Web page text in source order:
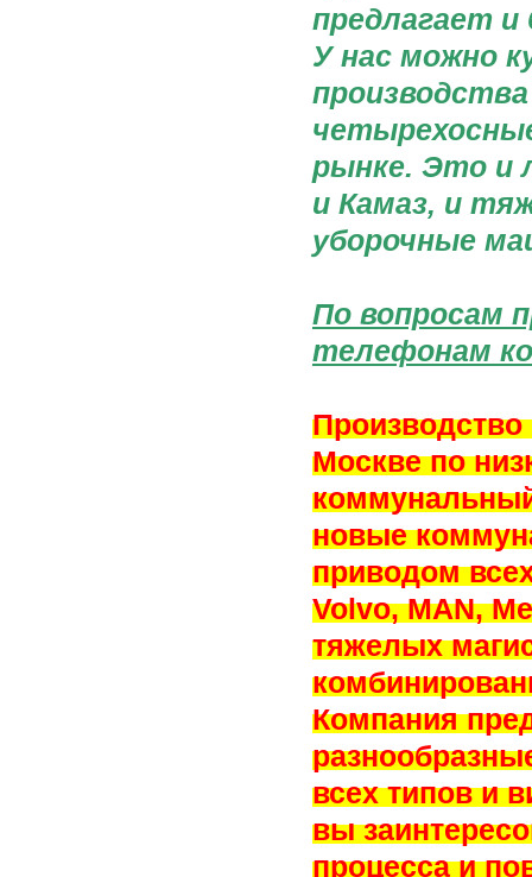
предлагает
У нас можно
рынке. Это и
и Камаз, и
уборочные
По вопросам
телефонам
Москве по
новые
приводом
Volvo, MAN,
тяжелых
Компания
всех типов и
вы
процесса и